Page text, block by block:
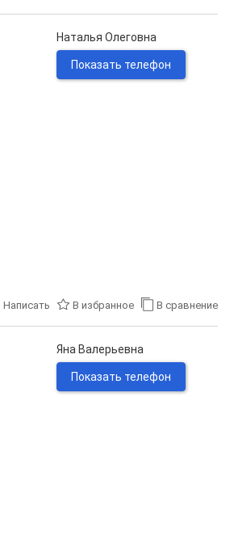
Наталья Олеговна
Показать телефон
Написать В избранное В сравнение
Яна Валерьевна
Показать телефон